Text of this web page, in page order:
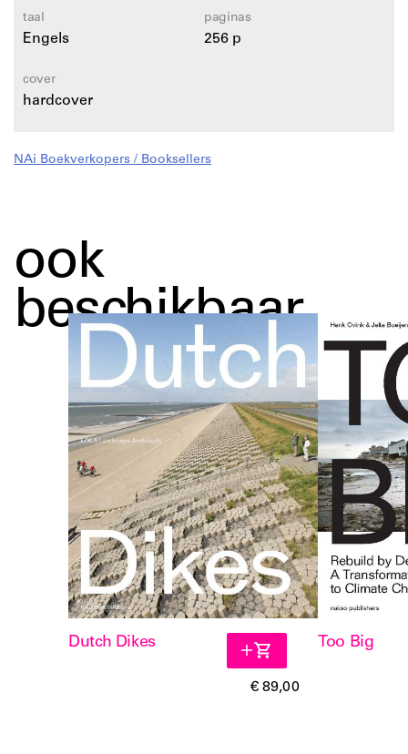
taal
Engels
paginas
256 p
cover
hardcover
NAi Boekverkopers / Booksellers
ook
beschikbaar
Dutch Dikes
€ 89,00
Too Big